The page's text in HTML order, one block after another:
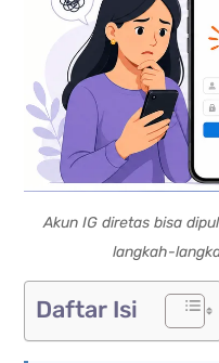
Akun IG diretas bisa
langkah-
Daftar Isi